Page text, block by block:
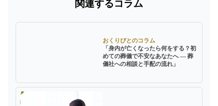
関連するコラム
おくりびとのコラム
「身内が亡くなったら何をする？初
めての葬儀で不安なあなたへ ― 葬
儀社への相談と手配の流れ」